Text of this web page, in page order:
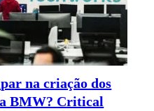
na criação dos
BMW? Critical